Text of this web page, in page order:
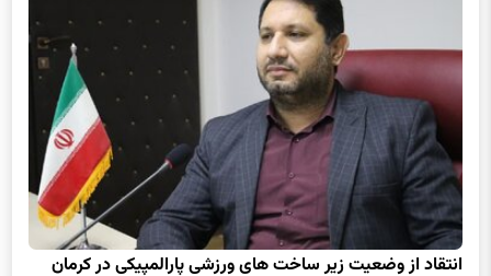
انتقاد از وضعیت زیر ساخت های ورزشی پارالمپیکی در کرمان